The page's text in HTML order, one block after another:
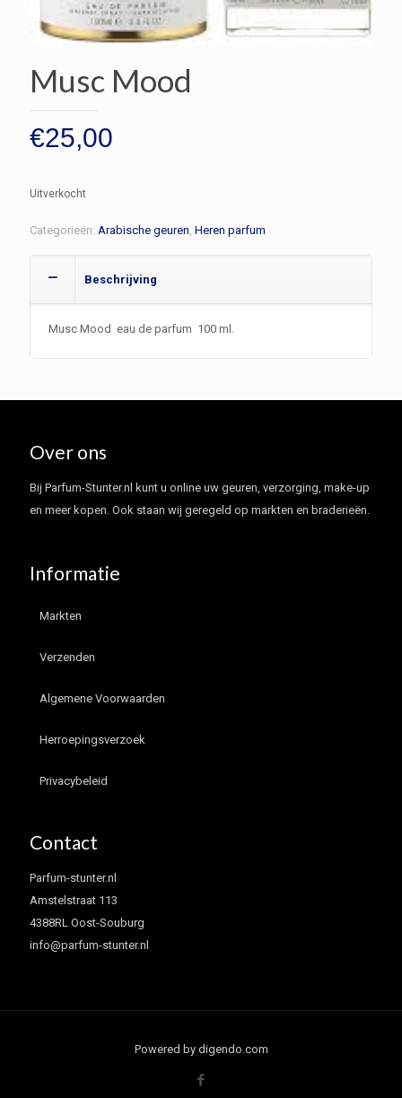
Musc Mood
€25,00
Uitverkocht
Categorieën: Arabische geuren Heren parfum
Beschrijving
Musc Mood eau de parfum 100 ml.
Over ons
Bij Parfum-Stunter.nl kunt u online uw geuren, verzorging, make-up
en meer kopen. Ook staan wij geregeld op markten en braderieën.
Informatie
Markten
Verzenden
Algemene Voorwaarden
Herroepingsverzoek
Privacybeleid
Contact
Parfum-stunter.nl
Amstelstraat 113
4388RL Oost-Souburg
info@parfum-stunter.nl
Powered by digendo.com